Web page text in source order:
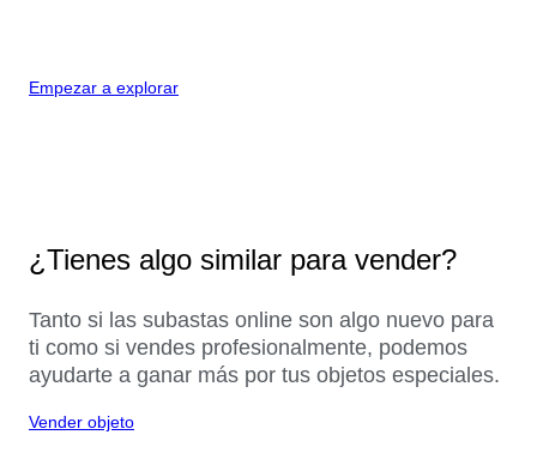
Empezar a explorar
¿Tienes algo similar para vender?
Tanto si las subastas online son algo nuevo para
ti como si vendes profesionalmente, podemos
ayudarte a ganar más por tus objetos especiales.
Vender objeto